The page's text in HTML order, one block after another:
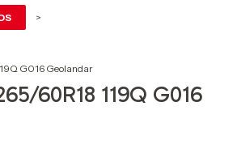
>
G016 Geolandar
60R18 119Q G016